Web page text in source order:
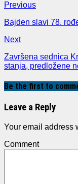
Previous
Bajden slavi 78.
Next
Završena sednica
stanja, predložene
Be the first to
Leave a Reply
Your email address
Comment